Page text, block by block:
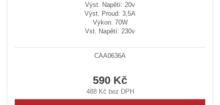
Výst. Napětí: 20v
Výst. Proud: 3,5A
Výkon: 70W
Vst. Napětí: 230v
CAA0636A
590 Kč
488 Kč bez DPH